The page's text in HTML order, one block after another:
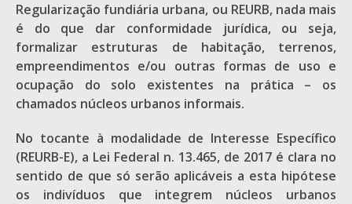
Regularização fundiária urbana, ou REURB, nada mais
é do que dar conformidade jurídica, ou seja,
formalizar estruturas de habitação, terrenos,
empreendimentos e/ou outras formas de uso e
ocupação do solo existentes na prática – os
chamados núcleos urbanos informais.
No tocante à modalidade de Interesse Específico
(REURB-E), a Lei Federal n. 13.465, de 2017 é clara no
sentido de que só serão aplicáveis a esta hipótese
os indivíduos que integrem núcleos urbanos